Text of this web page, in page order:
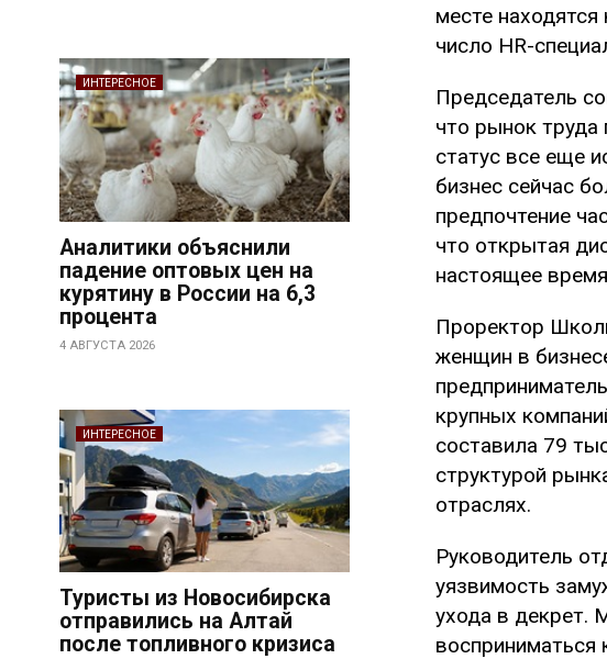
ИНТЕРЕСНОЕ
Аналитики объяснили
падение оптовых цен на
курятину в России на 6,3
процента
4 АВГУСТА 2026
ИНТЕРЕСНОЕ
Туристы из Новосибирска
отправились на Алтай
после топливного кризиса
месте
число HR-
Председатель
что рынок труда
статус все еще
бизнес сейчас
предпочтение
что открытая
настоящее
Проректор
женщин в
крупных
составила 79
структурой
отраслях.
Руководитель
уязвимость
ухода в декрет.
восприниматься